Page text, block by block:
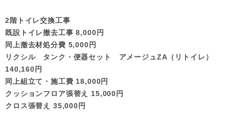
2階トイレ交換工事
既設トイレ撤去工事 8,000円
同上撤去材処分費 5,000円
リクシル タンク・便器セット アメージュZA（リトイレ）
140,160円
同上組立て・施工費 18,000円
クッションフロア張替え 15,000円
クロス張替え 35,000円